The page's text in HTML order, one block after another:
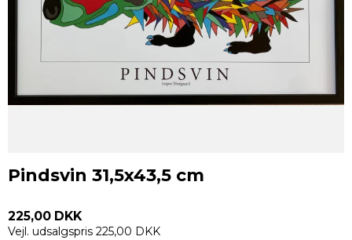
Pindsvin 31,5x43,5 cm
225,00 DKK
Vejl. udsalgspris 225,00 DKK